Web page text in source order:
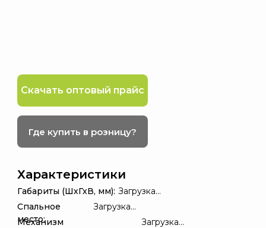
Где купить в розницу?
Скачать оптовый прайс
Габариты (ШхГхВ, мм): Загрузка...
Загрузка...
Спальное
место:
Загрузка...
Механизм
Характеристики